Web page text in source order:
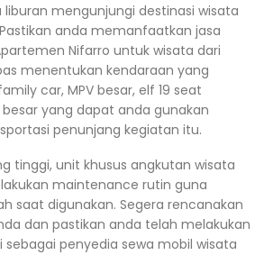
mengunjungi destinasi wisata
anda memanfaatkan jasa
Nifarro untuk wisata dari
menentukan kendaraan yang
car, MPV besar, elf 19 seat
yang dapat anda gunakan
penunjang kegiatan itu.
tinggi, unit khusus angkutan wisata
maintenance rutin guna
saat digunakan. Segera rencanakan
dan pastikan anda telah melakukan
penyedia sewa mobil wisata